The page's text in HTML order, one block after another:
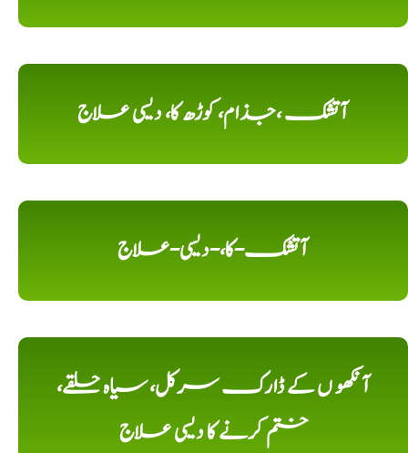
آتشک ،جذام، کوڑھ کا، دیسی علاج
آتشک-کا،-دیسی-علاج
آنکھو ں کے ڈارک سرکل، سیاہ حلقے،
ختم کرنے کا دیسی علاج